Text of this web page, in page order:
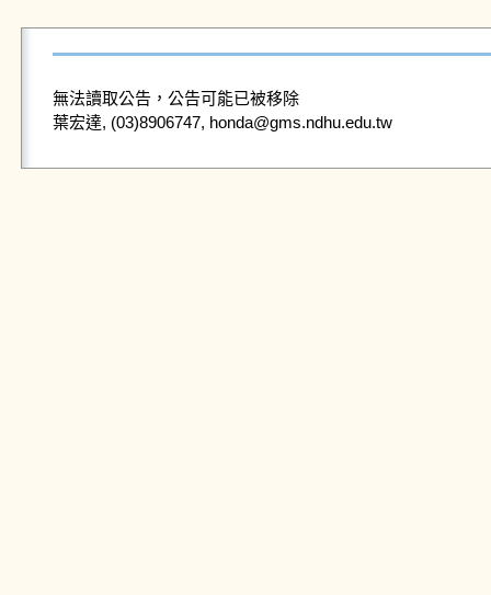
無法讀取公告，公告可能已被移除
葉宏達, (03)8906747, honda@gms.ndhu.edu.tw